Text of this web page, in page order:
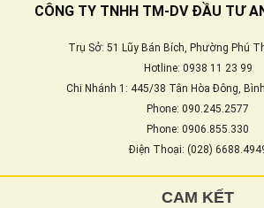
CÔNG TY TNHH TM-DV ĐẦU TƯ
Trụ Sở: 51 Lũy Bán Bích, Phường Phú
Hotline: 0938 11 23 99
Chi Nhánh 1: 445/38 Tân Hòa Đông,
Phone: 090.245.2577
Phone: 0906.855.330
Điện Thoại: (028)
CAM KẾT